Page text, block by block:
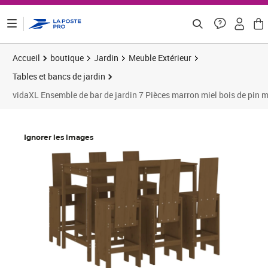
Accueil boutique Jardin
Meuble Extérieur
Tables et bancs de jardin
vidaXL Ensemble de bar de jardin 7 Pièces marron miel bois de pin
Ignorer les images